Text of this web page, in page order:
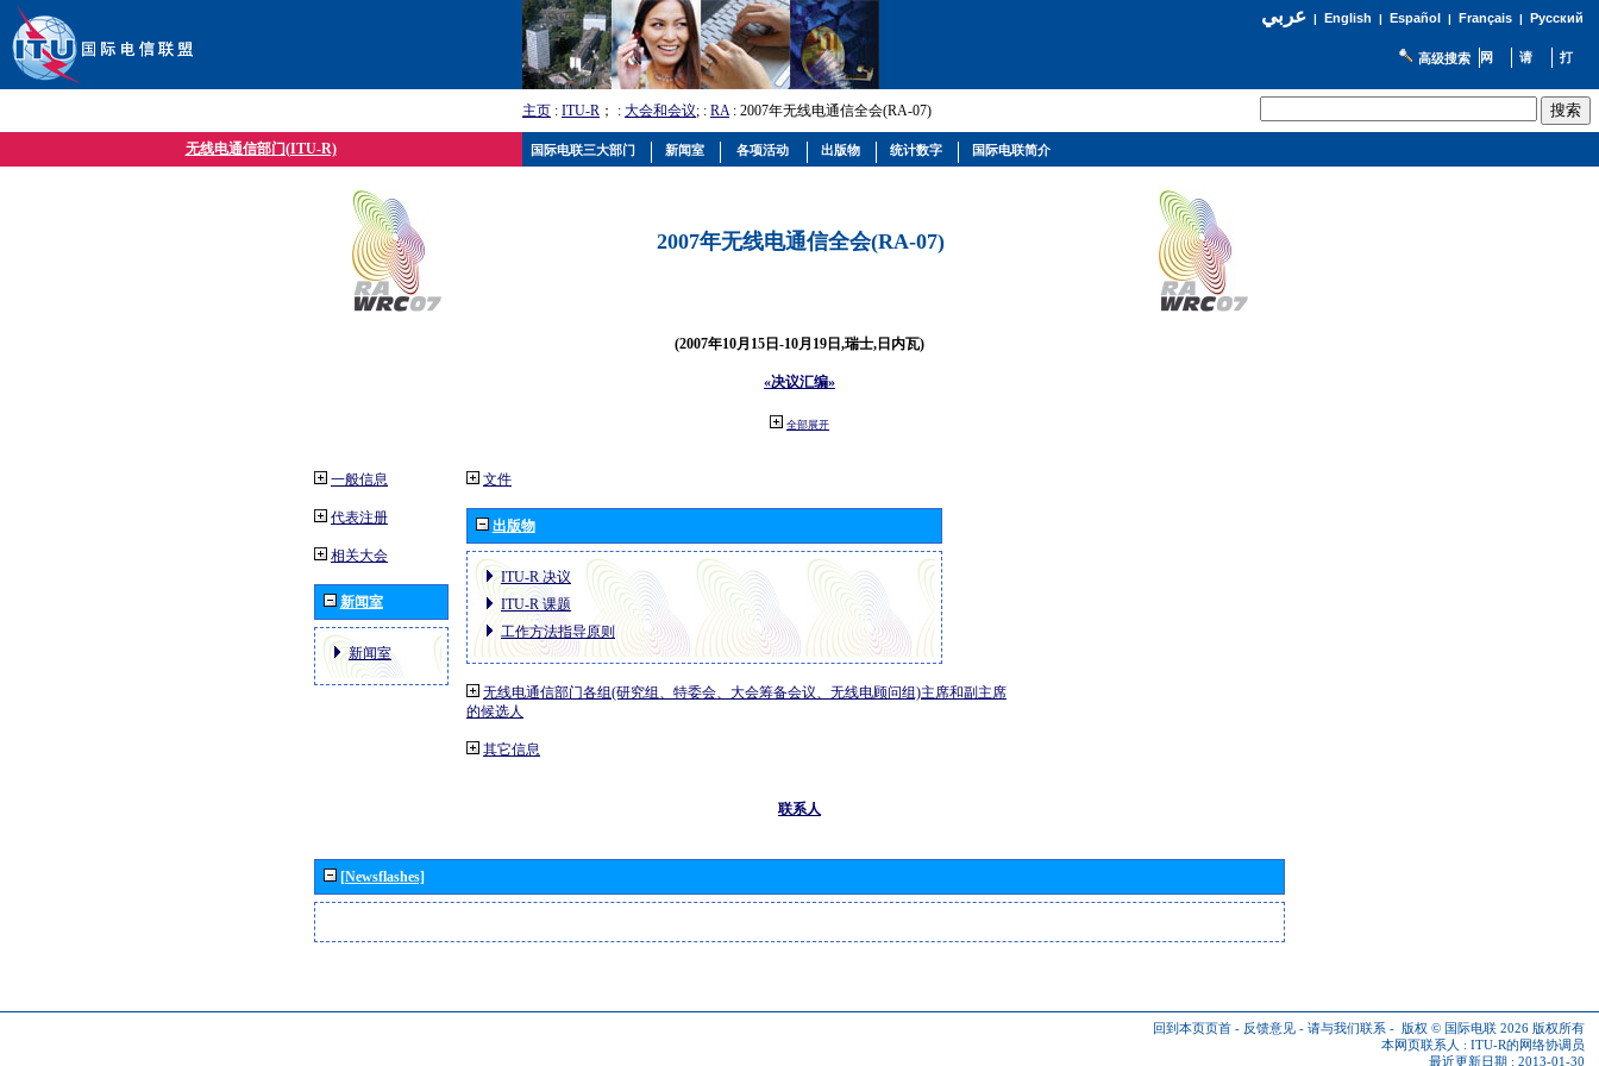
عربي| English | Español | Français| Русский
高级搜索
主页 : ITU-R ； : 大会和会议; : RA: 2007年无线电通信全会(RA-07)
无线电通信部门(ITU-R)
2007年无线电通信全会(RA-07)
(2007年10月15日-10月19日,瑞士,日内瓦)
«决议汇编»
全部展开
一般信息
代表注册
相关大会
新闻室
新闻室
文件
出版物
ITU-R 决议
ITU-R 课题
工作方法指导原则
无线电通信部门各组(研究组、特委会、大会筹备会议、无线电顾问组)主席和副主席
的候选人
其它信息
联系人
[Newsflashes]
回到本页页首 - 反馈意见 - 请与我们联系 - 版权 © 国际电联 2026 版权所有
本网页联系人 : ITU-R的网络协调员
最近更新日期 : 2013-01-30
国际电联三大部门 新闻室 各项活动 出版物 统计数字 国际电联简介